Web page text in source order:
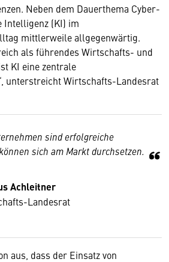
Neben dem Dauerthema Cyber-
Intelligenz (KI) im
mittlerweile allgegenwärtig.
als führendes Wirtschafts- und
KI eine zentrale
unterstreicht Wirtschafts-Landesrat
sind erfolgreiche
sich am Markt durchsetzen.
Achleitner
Landesrat
aus, dass der Einsatz von